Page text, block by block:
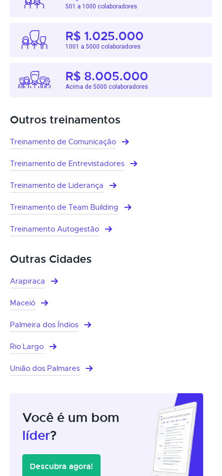
501 a 1000 colaboradores
R$ 1.025.000
1001 a 5000 colaboradores
R$ 8.005.000
Acima de 5000 colaboradores
Outros treinamentos
Treinamento de Comunicação
Treinamento de Entrevistadores
Treinamento de Liderança
Treinamento de Team Building
Treinamento Autogestão
Outras Cidades
Arapiraca
Maceió
Palmeira dos Índios
Rio Largo
União dos Palmares
Você é um bom
líder?
Descubra agora!